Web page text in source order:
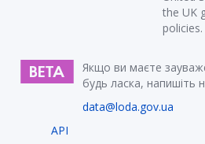
the UK
policies.
Якщо ви маєте
будь ласка, напишіть
data@loda.gov.ua
API